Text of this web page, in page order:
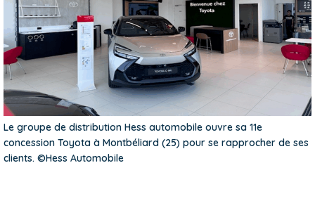
Le groupe de distribution Hess automobile ouvre sa 11e
concession Toyota à Montbéliard (25) pour se rapprocher de ses
clients. ©Hess Automobile